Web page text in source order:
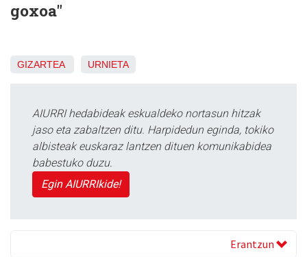
goxoa"
GIZARTEA URNIETA
AIURRI hedabideak eskualdeko nortasun hitzak
jaso eta zabaltzen ditu. Harpidedun eginda, tokiko
albisteak euskaraz lantzen dituen komunikabidea
babestuko duzu.
Egin AIURRIkide!
Erantzun